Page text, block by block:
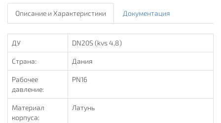
Описание и Характеристики Документация
ДУ DN20S (kvs 4,8)
Страна: Дания
Рабочее
давление:
PN16
Материал
корпуса:
Латунь